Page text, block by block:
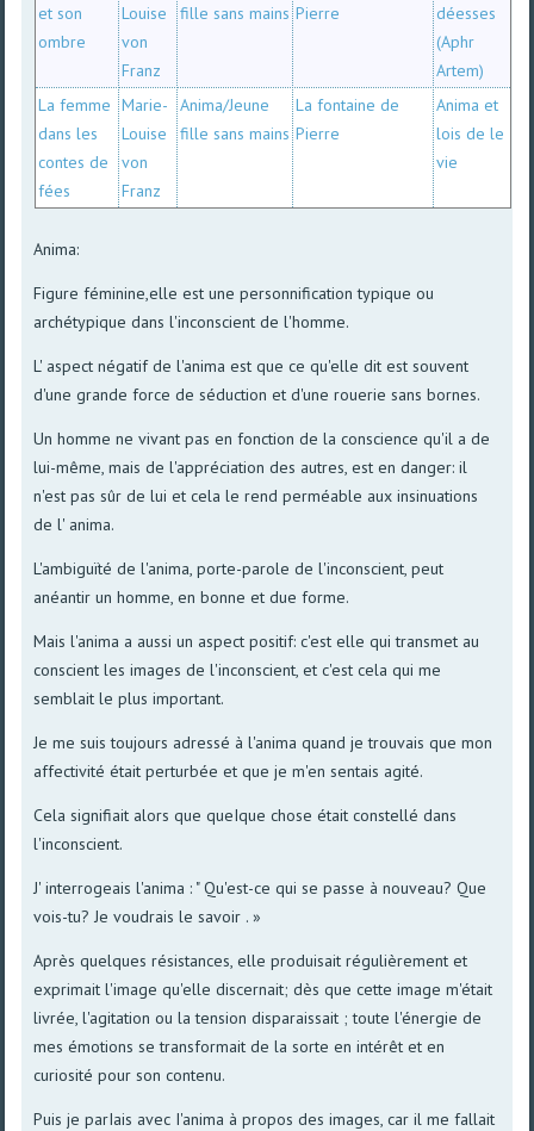
et son
ombre
Louise
von
Franz
fille sans mains Pierre
déesses
(Aphr
Artem)
La femme
dans les
contes de
fées
Marie-
Louise
von
Franz
Anima/Jeune
fille sans mains
La fontaine de
Pierre
Anima et
lois de le
vie
Anima:
Figure féminine,elle est une personnification typique ou
archétypique dans l'inconscient de l'homme.
L' aspect négatif de l'anima est que ce qu'elle dit est souvent
d'une grande force de séduction et d'une rouerie sans bornes.
Un homme ne vivant pas en fonction de la conscience qu'il a de
lui-même, mais de l'appréciation des autres, est en danger: il
n'est pas sûr de lui et cela le rend perméable aux insinuations
de l' anima.
L'ambiguïté de l'anima, porte-parole de l'inconscient, peut
anéantir un homme, en bonne et due forme.
Mais l'anima a aussi un aspect positif: c'est elle qui transmet au
conscient les images de l'inconscient, et c'est cela qui me
semblait le plus important.
Je me suis toujours adressé à l'anima quand je trouvais que mon
affectivité était perturbée et que je m'en sentais agité.
Cela signifiait alors que queIque chose était constellé dans
l'inconscient.
J' interrogeais l'anima : " Qu'est-ce qui se passe à nouveau? Que
vois-tu? Je voudrais le savoir . »
Après quelques résistances, elle produisait régulièrement et
exprimait l'image qu'elle discernait; dès que cette image m'était
livrée, l'agitation ou la tension disparaissait ; toute l'énergie de
mes émotions se transformait de la sorte en intérêt et en
curiosité pour son contenu.
Puis je parIais avec I'anima à propos des images, car il me fallait